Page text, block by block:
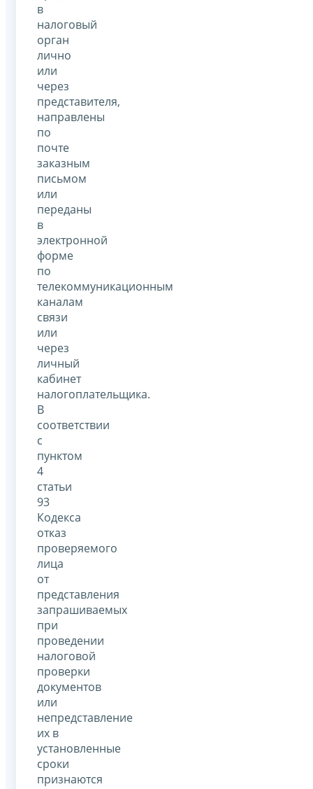
в
налоговый
орган
лично
или
через
представителя,
направлены
по
почте
заказным
письмом
или
переданы
в
электронной
форме
по
телекоммуникационным
каналам
связи
или
через
личный
кабинет
налогоплательщика.
В
соответствии
с
пунктом
4
статьи
93
Кодекса
отказ
проверяемого
лица
от
представления
запрашиваемых
при
проведении
налоговой
проверки
документов
или
непредставление
их в
установленные
сроки
признаются